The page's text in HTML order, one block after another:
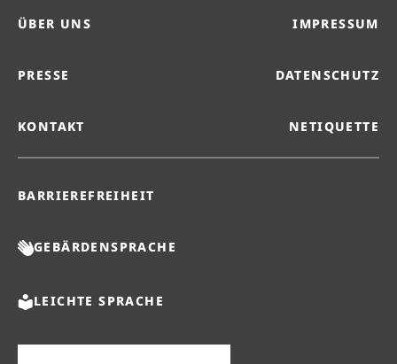
ÜBER UNS IMPRESSUM
PRESSE DATENSCHUTZ
KONTAKT NETIQUETTE
BARRIEREFREIHEIT
GEBÄRDENSPRACHE
LEICHTE SPRACHE